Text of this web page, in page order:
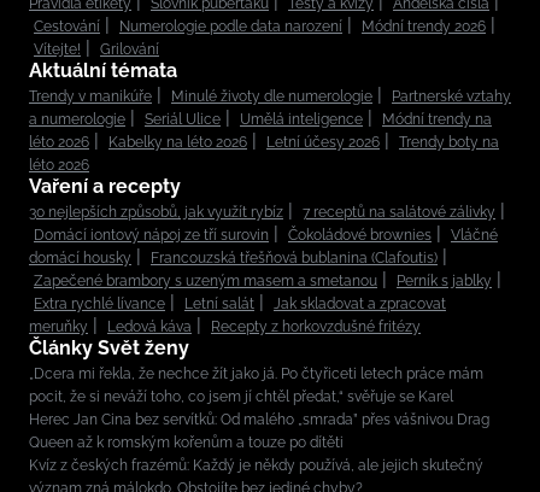
Pravidla etikety Slovník puberťáků Testy a kvízy
Andělská čísla
Cestování
Numerologie podle data narození
Módní trendy 2026
Vítejte!
Grilování
Aktuální témata
Trendy v manikúře Minulé životy dle numerologie
Partnerské vztahy
a numerologie
Seriál Ulice Umělá inteligence
Módní trendy na
léto 2026
Kabelky na léto 2026 Letní účesy 2026
Trendy boty na
léto 2026
Vaření a recepty
30 nejlepších způsobů, jak využít rybíz
7 receptů na salátové zálivky
Domácí iontový nápoj ze tří surovin
Čokoládové brownies
Vláčné
domácí housky
Francouzská třešňová bublanina (Clafoutis)
Zapečené brambory s uzeným masem a smetanou
Perník s jablky
Extra rychlé lívance
Letní salát
Jak skladovat a zpracovat
meruňky
Ledová káva Recepty z horkovzdušné fritézy
Články Svět ženy
„Dcera mi řekla, že nechce žít jako já. Po čtyřiceti letech práce mám
pocit, že si neváží toho, co jsem jí chtěl předat,“ svěřuje se Karel
Herec Jan Cina bez servítků: Od malého „smrada” přes vášnivou Drag
Queen až k romským kořenům a touze po dítěti
Kvíz z českých frazémů: Každý je někdy používá, ale jejich skutečný